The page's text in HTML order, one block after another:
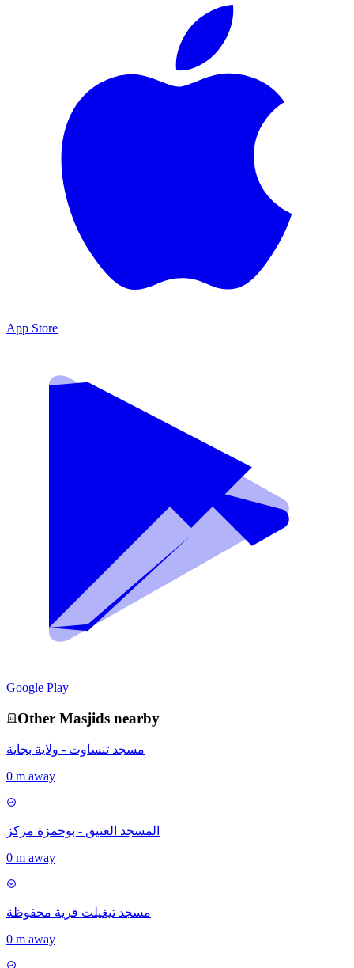
App Store
Google Play
Other Masjids nearby
مسجد تنساوت - ولاية بجاية
0 m away
المسجد العتيق - بوحمزة مركز
0 m away
مسجد تيغيلت قرية محفوظة
0 m away